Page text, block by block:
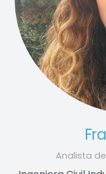
Analista